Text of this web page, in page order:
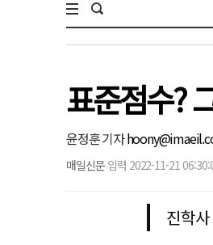
표준점수?
윤정훈 기자
매일신문 입력 2022-11-21
진학